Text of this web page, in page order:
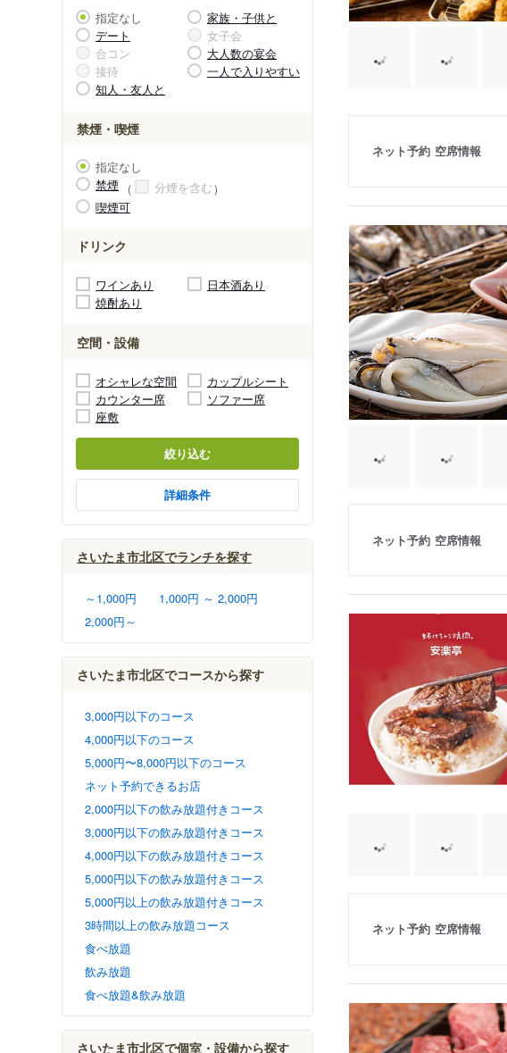
指定なし
家族・子供と
デート
女子会
合コン
大人数の宴会
接待
一人で入りやすい
知人・友人と
禁煙・喫煙
指定なし
禁煙
分煙を含む
喫煙可
ドリンク
ワインあり
日本酒あり
焼酎あり
空間・設備
オシャレな空間
カップルシート
カウンター席
ソファー席
座敷
絞り込む
詳細条件
さいたま市北区でランチを探す
～1,000円
1,000円 ～ 2,000円
2,000円～
さいたま市北区でコースから探す
3,000円以下のコース
4,000円以下のコース
5,000円〜8,000円以下のコース
ネット予約できるお店
2,000円以下の飲み放題付きコース
3,000円以下の飲み放題付きコース
4,000円以下の飲み放題付きコース
5,000円以下の飲み放題付きコース
5,000円以上の飲み放題付きコース
3時間以上の飲み放題コース
食べ放題
飲み放題
食べ放題&飲み放題
さいたま市北区で個室・設備から探す
ネット予約 空席情報
ネット予約 空席情報
ネット予約 空席情報